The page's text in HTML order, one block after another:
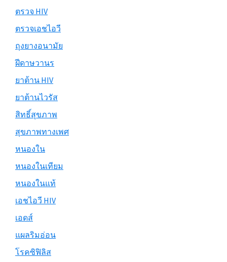
ตรวจ HIV
ตรวจเอชไอวี
ถุงยางอนามัย
ฝีดาษวานร
ยาต้าน HIV
ยาต้านไวรัส
สิทธิ์สุขภาพ
สุขภาพทางเพศ
หนองใน
หนองในเทียม
หนองในแท้
เอชไอวี HIV
เอดส์
แผลริมอ่อน
โรคซิฟิลิส